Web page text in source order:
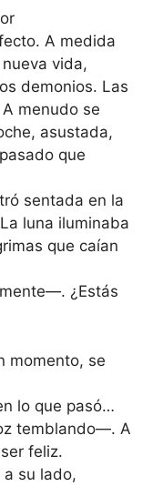
A medida
vida,
demonios. Las
menudo se
asustada,
que
sentada en la
luna iluminaba
que caían
¿Estás
momento, se
lo que pasó…
temblando—. A
feliz.
a su lado,